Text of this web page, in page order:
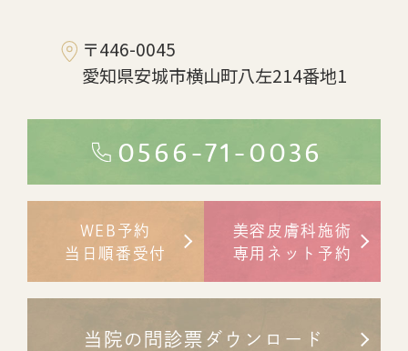
〒446-0045
愛知県安城市横山町八左214番地1
0566-71-0036
WEB予約
当日順番受付
美容皮膚科施術
専用ネット予約
当院の問診票ダウンロード